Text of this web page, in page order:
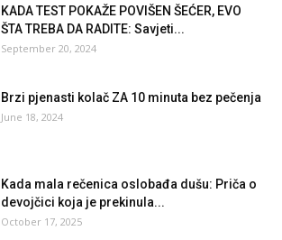
KADA TEST POKAŽE POVIŠEN ŠEĆER, EVO
ŠTA TREBA DA RADITE: Savjeti...
September 20, 2024
Brzi pjenasti kolač ZA 10 minuta bez pečenja
June 18, 2024
Kada mala rečenica oslobađa dušu: Priča o
devojčici koja je prekinula...
October 17, 2025